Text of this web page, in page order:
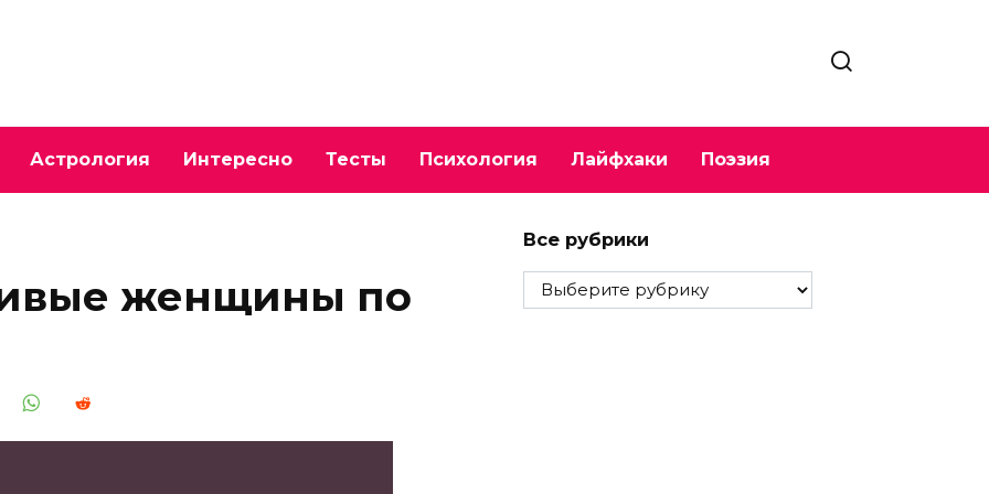
Астрология Интересно Тесты Психология Лайфхаки Поэзия
женщины по
Все рубрики
Все
рубрики